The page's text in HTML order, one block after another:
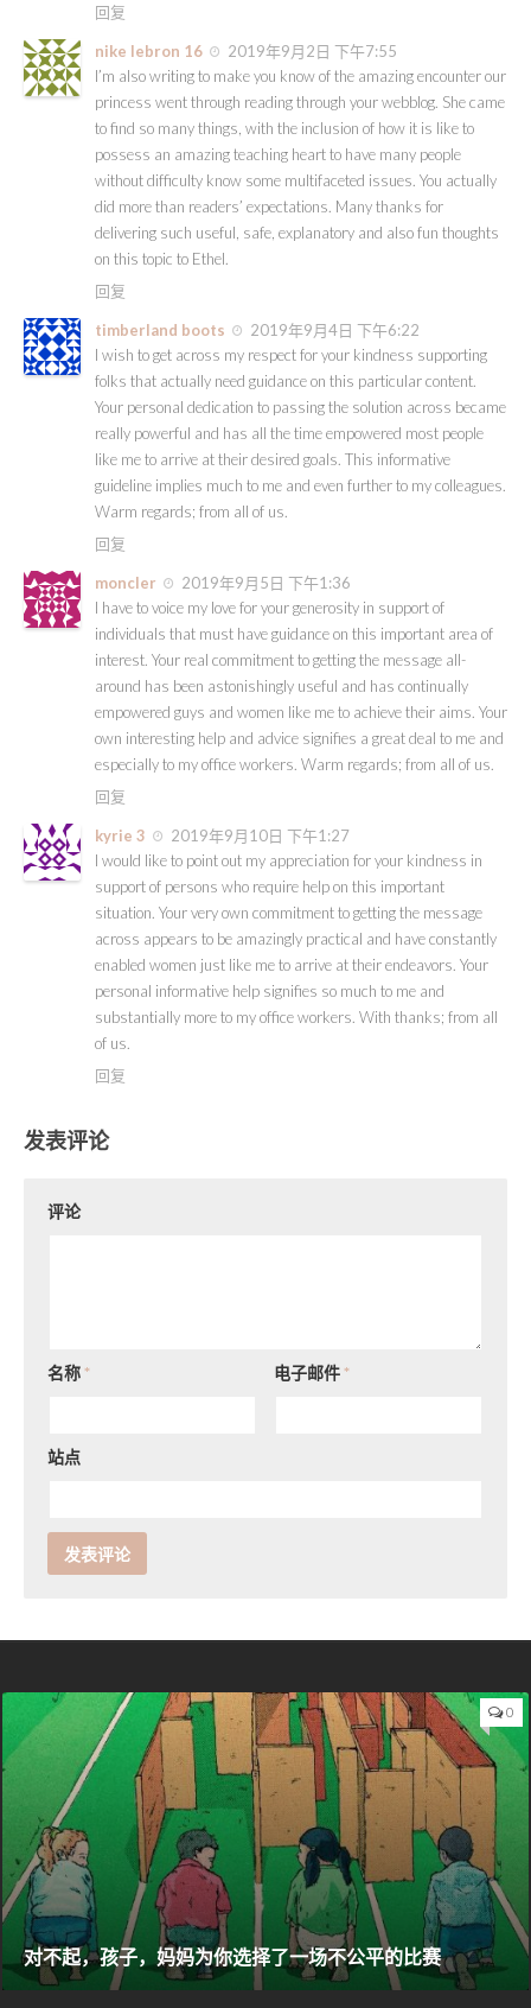
回复
nike lebron 16
2019年9月2日 下午7:55
I’m also writing to make you know of the amazing encounter our
princess went through reading through your webblog. She came
to find so many things, with the inclusion of how it is like to
possess an amazing teaching heart to have many people
without difficulty know some multifaceted issues. You actually
did more than readers’ expectations. Many thanks for
delivering such useful, safe, explanatory and also fun thoughts
on this topic to Ethel.
回复
timberland boots
2019年9月4日 下午6:22
I wish to get across my respect for your kindness supporting
folks that actually need guidance on this particular content.
Your personal dedication to passing the solution across became
really powerful and has all the time empowered most people
like me to arrive at their desired goals. This informative
guideline implies much to me and even further to my colleagues.
Warm regards; from all of us.
回复
moncler
2019年9月5日 下午1:36
I have to voice my love for your generosity in support of
individuals that must have guidance on this important area of
interest. Your real commitment to getting the message all-
around has been astonishingly useful and has continually
empowered guys and women like me to achieve their aims. Your
own interesting help and advice signifies a great deal to me and
especially to my office workers. Warm regards; from all of us.
回复
kyrie 3
2019年9月10日 下午1:27
I would like to point out my appreciation for your kindness in
support of persons who require help on this important
situation. Your very own commitment to getting the message
across appears to be amazingly practical and have constantly
enabled women just like me to arrive at their endeavors. Your
personal informative help signifies so much to me and
substantially more to my office workers. With thanks; from all
of us.
回复
发表评论
评论
名称* 电子邮件*
站点
0
对不起，孩子，妈妈为你选择了一场不公平的比赛